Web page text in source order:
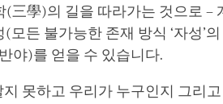
(三學)의 길을 따라가는 것으로 –
모든 불가능한 존재 방식 ‘자성’
야)를 얻을 수 있습니다.
못하고 우리가 누구인지 그리